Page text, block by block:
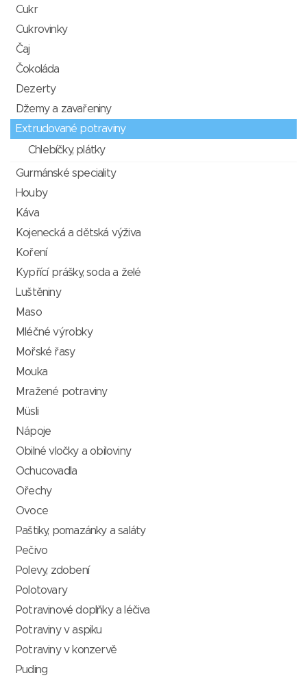
Cukr
Cukrovinky
Čaj
Čokoláda
Dezerty
Džemy a zavařeniny
Extrudované potraviny
Chlebíčky, plátky
Gurmánské speciality
Houby
Káva
Kojenecká a dětská výživa
Koření
Kypřící prášky, soda a želé
Luštěniny
Maso
Mléčné výrobky
Mořské řasy
Mouka
Mražené potraviny
Müsli
Nápoje
Obilné vločky a obiloviny
Ochucovadla
Ořechy
Ovoce
Paštiky, pomazánky a saláty
Pečivo
Polevy, zdobení
Polotovary
Potravinové doplňky a léčiva
Potraviny v aspiku
Potraviny v konzervě
Puding